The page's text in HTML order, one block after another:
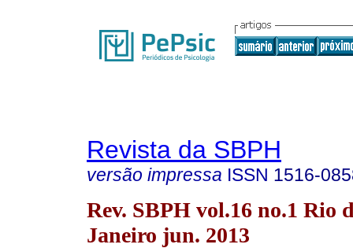
Revista da SBPH
versão impressa ISSN 1516-
Rev. SBPH vol.16 no.1 Rio
Janeiro jun. 2013